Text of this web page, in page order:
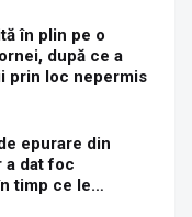
în plin pe o
după ce a
prin loc nepermis
epurare din
a dat foc
timp ce le